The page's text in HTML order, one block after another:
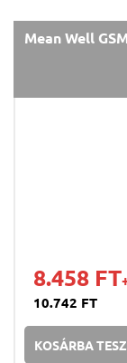
Mean Well
8.458 FT
10.742 FT
KOSÁRBA